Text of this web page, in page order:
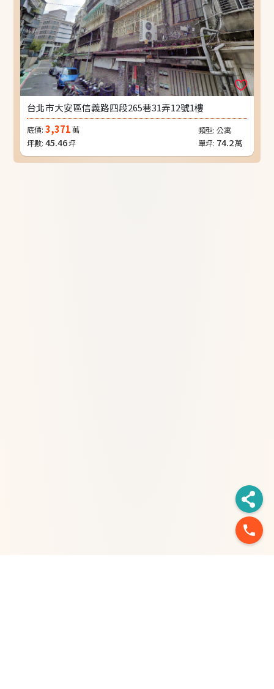
台北市大安區信義路四段265巷31弄12號1樓
底價: 3,371萬 類型: 公寓
坪數: 45.46坪 單坪: 74.2萬
phone